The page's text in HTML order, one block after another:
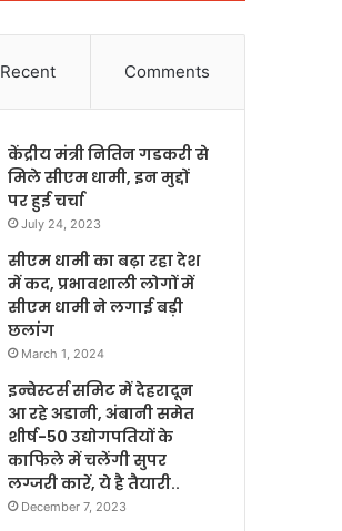
Recent Comments
केंद्रीय मंत्री नितिन गडकरी से
मिले सीएम धामी, इन मुद्दों
पर हुई चर्चा
July 24, 2023
सीएम धामी का बढ़ा रहा देश
में कद, प्रभावशाली लोगों में
सीएम धामी ने लगाई बड़ी
छलांग
March 1, 2024
इन्वेस्टर्स समिट में देहरादून
आ रहे अडानी, अंबानी समेत
शीर्ष-50 उद्योगपतियों के
काफिले में चलेंगी सुपर
लग्जरी कारें, ये है तैयारी..
December 7, 2023